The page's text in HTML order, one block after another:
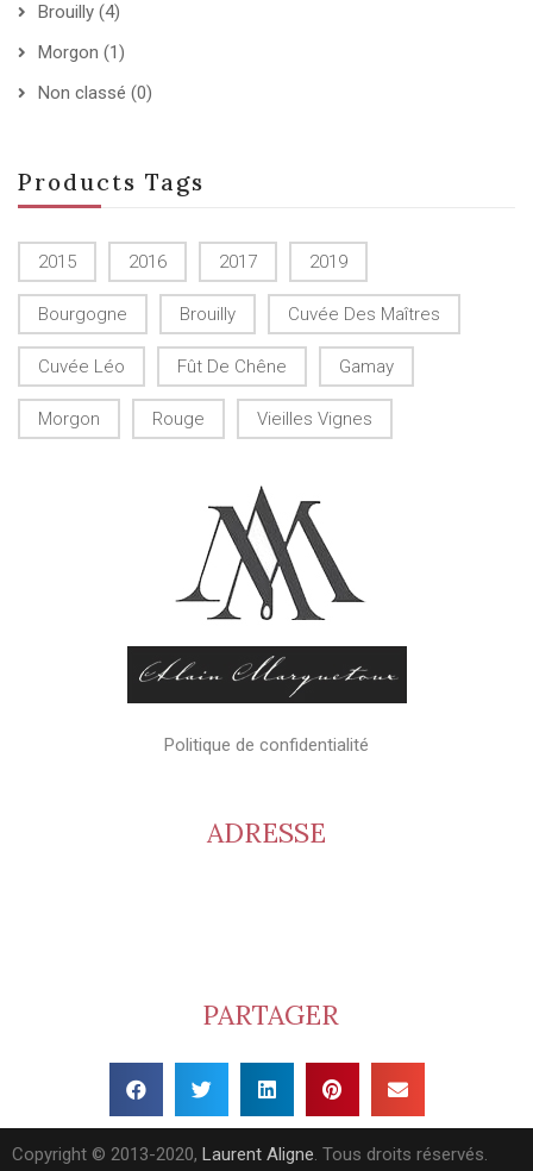
Brouilly (4)
Morgon (1)
Non classé (0)
Products Tags
2015 2016 2017 2019
Bourgogne Brouilly Cuvée Des Maîtres
Cuvée Léo Fût De Chêne Gamay
Morgon Rouge Vieilles Vignes
Politique de confidentialité
ADRESSE
PARTAGER
Copyright © 2013-2020, Laurent Aligne. Tous droits réservés.